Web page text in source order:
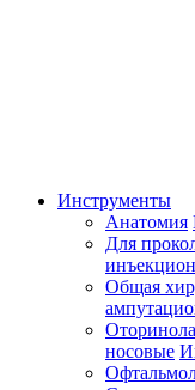
Инструменты
Анатомия
Для
Общая
носовые